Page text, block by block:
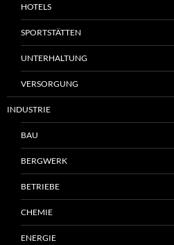
HOTELS
SPORTSTÄTTEN
UNTERHALTUNG
VERSORGUNG
INDUSTRIE
BAU
BERGWERK
BETRIEBE
CHEMIE
ENERGIE